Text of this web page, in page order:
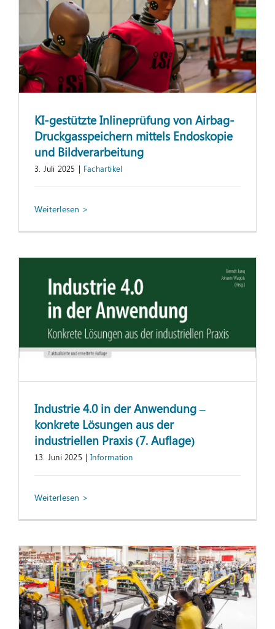
KI-gestützte Inlineprüfung von Airbag-
Druckgasspeichern mittels Endoskopie
und Bildverarbeitung
3. Juli 2025 | Fachartikel
Industrie 4.0 in der Anwendung –
konkrete Lösungen aus der industriellen
Information
Industrie 4.0 in der Anwendung –
konkrete Lösungen aus der
industriellen Praxis (7. Auflage)
13. Juni 2025 | Information
dokumentationspflichtigen Bauteilen